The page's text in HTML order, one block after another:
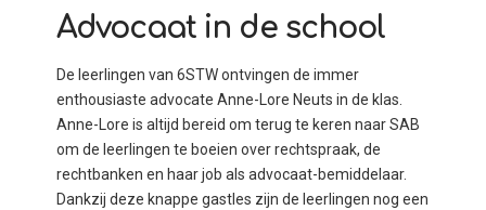
Advocaat in de school
De leerlingen van 6STW ontvingen de immer
enthousiaste advocate Anne-Lore Neuts in de klas.
Anne-Lore is altijd bereid om terug te keren naar SAB
om de leerlingen te boeien over rechtspraak, de
rechtbanken en haar job als advocaat-bemiddelaar.
Dankzij deze knappe gastles zijn de leerlingen nog een